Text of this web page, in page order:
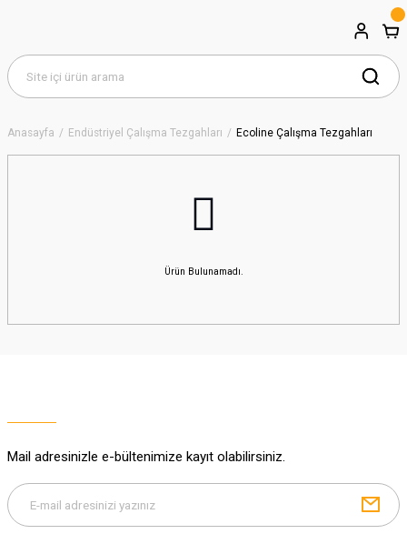
Anasayfa Endüstriyel Çalışma Tezgahları Ecoline Çalışma Tezgahları
Ürün Bulunamadı.
Mail adresinizle e-bültenimize kayıt olabilirsiniz.